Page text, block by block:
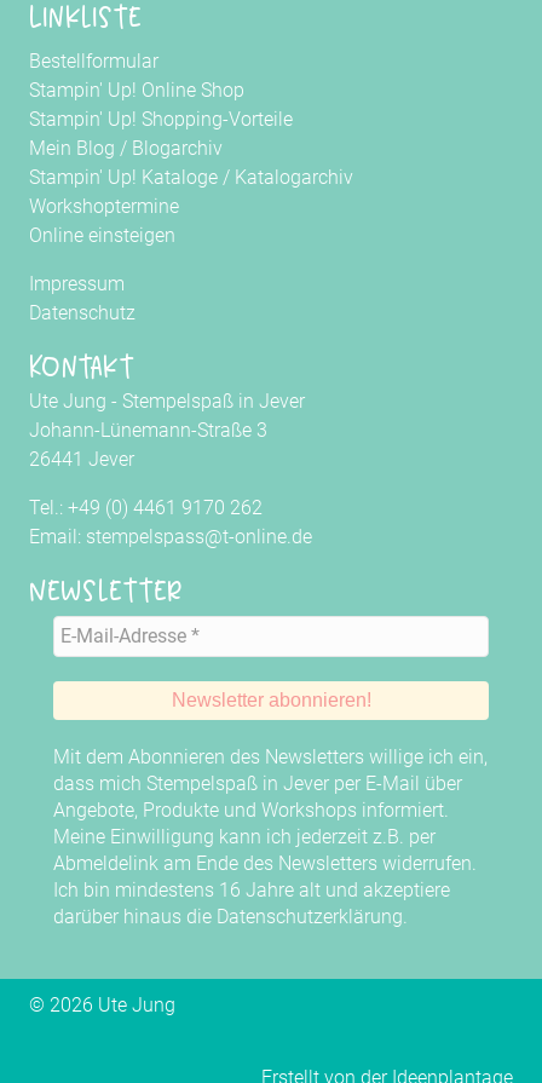
Linkliste
Bestellformular
Stampin' Up! Online Shop
Stampin' Up! Shopping-Vorteile
Mein Blog / Blogarchiv
Stampin' Up! Kataloge / Katalogarchiv
Workshoptermine
Online einsteigen
Impressum
Datenschutz
Kontakt
Ute Jung - Stempelspaß in Jever
Johann-Lünemann-Straße 3
26441 Jever
Tel.: +49 (0) 4461 9170 262
Email: stempelspass@t-online.de
Newsletter
Mit dem Abonnieren des Newsletters willige ich ein,
dass mich Stempelspaß in Jever per E-Mail über
Angebote, Produkte und Workshops informiert.
Meine Einwilligung kann ich jederzeit z.B. per
Abmeldelink am Ende des Newsletters widerrufen.
Ich bin mindestens 16 Jahre alt und akzeptiere
darüber hinaus die Datenschutzerklärung.
© 2026 Ute Jung
Erstellt von der Ideenplantage